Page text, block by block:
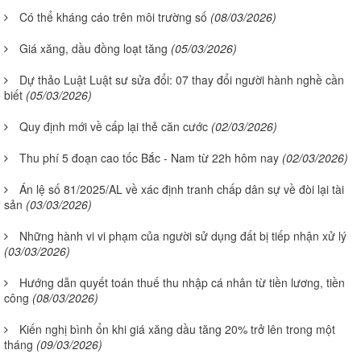
Có thể kháng cáo trên môi trường số (08/03/2026)
Giá xăng, dầu đồng loạt tăng (05/03/2026)
Dự thảo Luật Luật sư sửa đổi: 07 thay đổi người hành nghề cần
biết (05/03/2026)
Quy định mới về cấp lại thẻ căn cước (02/03/2026)
Thu phí 5 đoạn cao tốc Bắc - Nam từ 22h hôm nay (02/03/2026)
Án lệ số 81/2025/AL về xác định tranh chấp dân sự về đòi lại tài
sản (03/03/2026)
Những hành vi vi phạm của người sử dụng đất bị tiếp nhận xử lý
(03/03/2026)
Hướng dẫn quyết toán thuế thu nhập cá nhân từ tiền lương, tiền
công (08/03/2026)
Kiến nghị bình ổn khi giá xăng dầu tăng 20% trở lên trong một
tháng (09/03/2026)